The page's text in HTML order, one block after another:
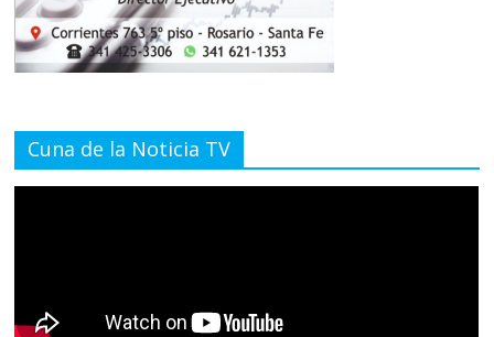
Cuna de la Noticia TV